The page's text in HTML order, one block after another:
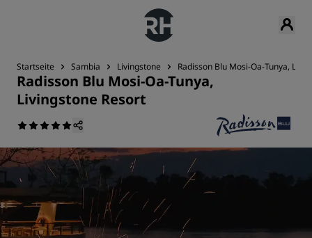
Startseite Sambia Livingstone Radisson Blu Mosi-Oa-Tunya,
Radisson Blu Mosi-Oa-Tunya,
Livingstone Resort